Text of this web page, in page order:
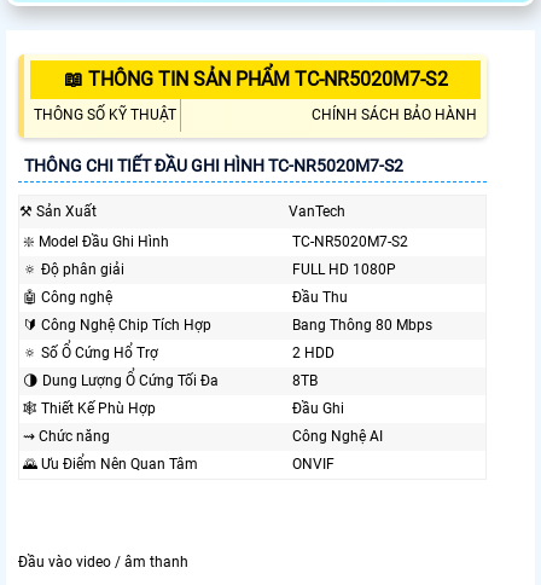
📖 THÔNG TIN SẢN PHẨM TC-NR5020M7-S2
THÔNG SỐ KỸ THUẬT CHÍNH SÁCH BẢO HÀNH
THÔNG CHI TIẾT ĐẦU GHI HÌNH TC-NR5020M7-S2
⚒ Sản Xuất
VanTech
❇️ Model Đầu Ghi Hình
TC-NR5020M7-S2
🔅 Độ phân giải
FULL HD 1080P
🤖️ Công nghệ
Đầu Thu
🔰 Công Nghệ Chip Tích Hợp
Bang Thông 80 Mbps
🔅 Số Ổ Cứng Hổ Trợ
2 HDD
🌗 Dung Lượng Ổ Cứng Tối Đa
8TB
🕸️ Thiết Kế Phù Hợp
Đầu Ghi
⇝ Chức năng
Công Nghệ AI
🌄 Ưu Điểm Nên Quan Tâm
ONVIF
Đầu vào video / âm thanh